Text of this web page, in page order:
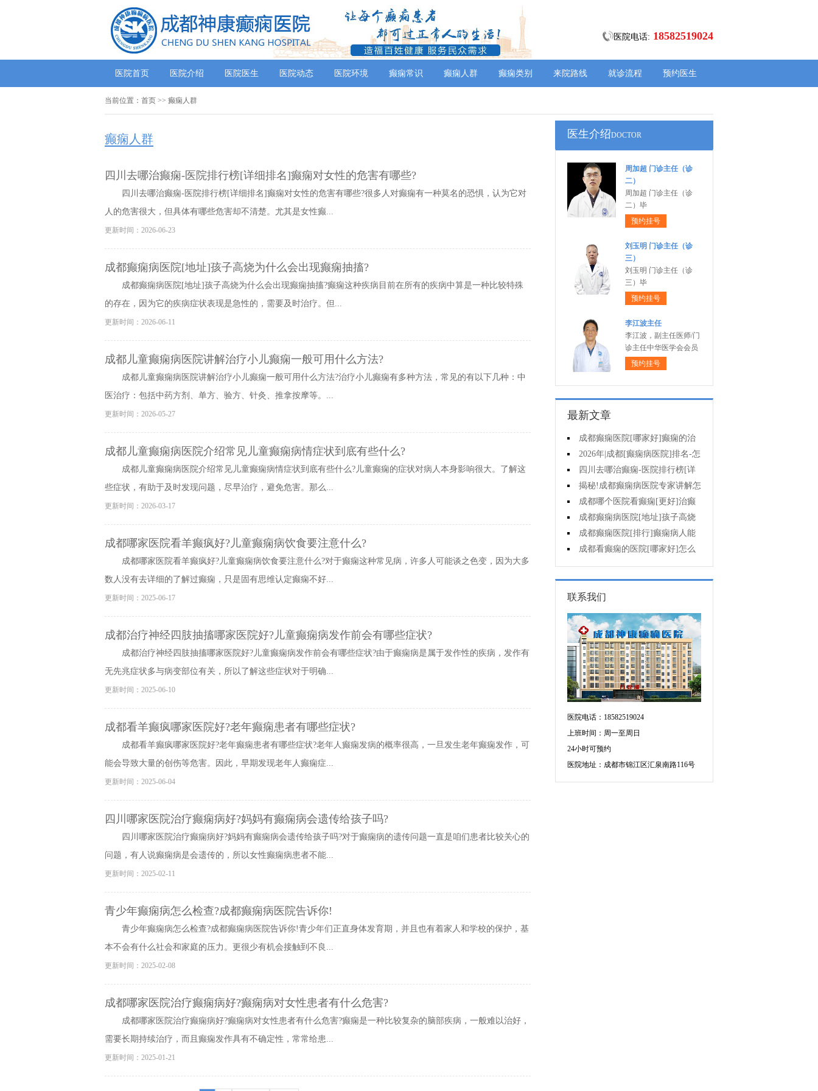
医院电话: 18582519024
医院首页 医院介绍 医院医生 医院动态 医院环境 癫痫常识 癫痫人群 癫痫类别 来院路线 就诊流程 预约医生
当前位置： 首页 >> 癫痫人群
癫痫人群
四川去哪治癫痫-医院排行榜[详细排名]癫痫对女性的危害有哪些?
四川去哪治癫痫-医院排行榜[详细排名]癫痫对女性的危害有哪些?很多人对癫痫有一种莫名的恐惧，认为它对
人的危害很大，但具体有哪些危害却不清楚。尤其是女性癫...
更新时间：2026-06-23
成都癫痫病医院[地址]孩子高烧为什么会出现癫痫抽搐?
成都癫痫病医院[地址]孩子高烧为什么会出现癫痫抽搐?癫痫这种疾病目前在所有的疾病中算是一种比较特殊
的存在，因为它的疾病症状表现是急性的，需要及时治疗。但...
更新时间：2026-06-11
成都儿童癫痫病医院讲解治疗小儿癫痫一般可用什么方法?
成都儿童癫痫病医院讲解治疗小儿癫痫一般可用什么方法?治疗小儿癫痫有多种方法，常见的有以下几种：中
医治疗：包括中药方剂、单方、验方、针灸、推拿按摩等。...
更新时间：2026-05-27
成都儿童癫痫病医院介绍常见儿童癫痫病情症状到底有些什么?
成都儿童癫痫病医院介绍常见儿童癫痫病情症状到底有些什么?儿童癫痫的症状对病人本身影响很大。了解这
些症状，有助于及时发现问题，尽早治疗，避免危害。那么...
更新时间：2026-03-17
成都哪家医院看羊癫疯好?儿童癫痫病饮食要注意什么?
成都哪家医院看羊癫疯好?儿童癫痫病饮食要注意什么?对于癫痫这种常见病，许多人可能谈之色变，因为大多
数人没有去详细的了解过癫痫，只是固有思维认定癫痫不好...
更新时间：2025-06-17
成都治疗神经四肢抽搐哪家医院好?儿童癫痫病发作前会有哪些症状?
成都治疗神经四肢抽搐哪家医院好?儿童癫痫病发作前会有哪些症状?由于癫痫病是属于发作性的疾病，发作有
无先兆症状多与病变部位有关，所以了解这些症状对于明确...
更新时间：2025-06-10
成都看羊癫疯哪家医院好?老年癫痫患者有哪些症状?
成都看羊癫疯哪家医院好?老年癫痫患者有哪些症状?老年人癫痫发病的概率很高，一旦发生老年癫痫发作，可
能会导致大量的创伤等危害。因此，早期发现老年人癫痫症...
更新时间：2025-06-04
四川哪家医院治疗癫痫病好?妈妈有癫痫病会遗传给孩子吗?
四川哪家医院治疗癫痫病好?妈妈有癫痫病会遗传给孩子吗?对于癫痫病的遗传问题一直是咱们患者比较关心的
问题，有人说癫痫病是会遗传的，所以女性癫痫病患者不能...
更新时间：2025-02-11
青少年癫痫病怎么检查?成都癫痫病医院告诉你!
青少年癫痫病怎么检查?成都癫痫病医院告诉你!青少年们正直身体发育期，并且也有着家人和学校的保护，基
本不会有什么社会和家庭的压力。更很少有机会接触到不良...
更新时间：2025-02-08
成都哪家医院治疗癫痫病好?癫痫病对女性患者有什么危害?
成都哪家医院治疗癫痫病好?癫痫病对女性患者有什么危害?癫痫是一种比较复杂的脑部疾病，一般难以治好，
需要长期持续治疗，而且癫痫发作具有不确定性，常常给患...
更新时间：2025-01-21
医生介绍DOCTOR
周加超 门诊主任（诊
二）
周加超 门诊主任（诊
二）毕
预约挂号
刘玉明 门诊主任（诊
三）
刘玉明 门诊主任（诊
三）毕
预约挂号
李江波主任
李江波，副主任医师/门
诊主任中华医学会会员
预约挂号
最新文章
成都癫痫医院[哪家好]癫痫的治
疗有哪些误区?
2026年|成都[癫痫病医院]排名-怎
么治疗癫痫后遗症?
四川去哪治癫痫-医院排行榜[详
细排名]癫痫对女性的危害有哪些?
揭秘!成都癫痫病医院专家讲解怎
样提高羊癫疯病的治疗效果?
成都哪个医院看癫痫[更好]治癫
痫用住院吗?
成都癫痫病医院[地址]孩子高烧
为什么会出现癫痫抽搐?
成都癫痫医院[排行]癫痫病人能
不能出门?
成都看癫痫的医院[哪家好]怎么
治癫痫发作?
联系我们
医院电话：18582519024
上班时间：周一至周日
24小时可预约
医院地址：成都市锦江区汇泉南路116号